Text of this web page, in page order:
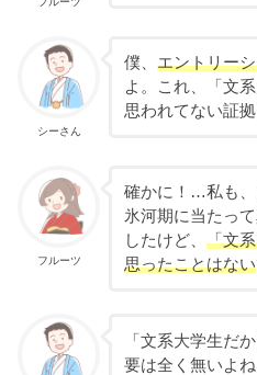
シーさん
僕、 エントリー
よ。これ、「文
思われてない証
フルーツ
確かに！…私も、
氷河期に当たっ
したけど、 「文
思ったことはない
「文系大学生だ
要は全く無いよね